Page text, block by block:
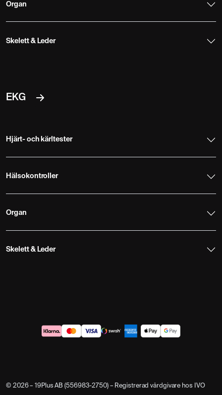
Organ
Skelett & Leder
EKG
Hjärt- och kärltester
Hälsokontroller
Organ
Skelett & Leder
© 2026 – 19Plus AB (556983-2750) – Registrerad vårdgivare hos IVO